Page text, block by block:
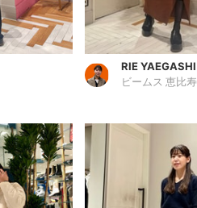
RIE YAEGASHI
ビームス 恵比寿